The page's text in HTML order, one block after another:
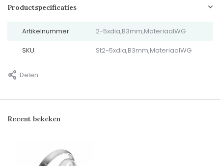
Productspecificaties
Artikelnummer 2-5xdia,B3mm,MateriaalWG
SKU St2-5xdia,B3mm,MateriaalWG
Delen
Recent bekeken